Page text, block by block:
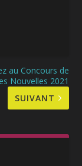
au Concours de
Nouvelles 2021
SUIVANT